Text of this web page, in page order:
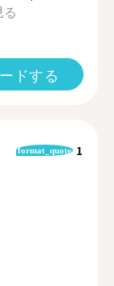
ドする
format_quote 1